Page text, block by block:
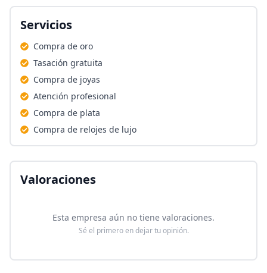
Servicios
Compra de oro
Tasación gratuita
Compra de joyas
Atención profesional
Compra de plata
Compra de relojes de lujo
Valoraciones
Esta empresa aún no tiene valoraciones.
Sé el primero en dejar tu opinión.